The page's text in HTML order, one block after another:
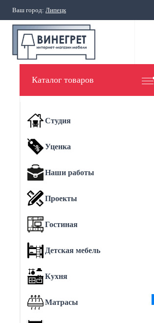
Ваш город: Липецк
Каталог товаров
Студия
Уценка
Наши работы
Проекты
Гостиная
Детская мебель
Кухня
Матрасы